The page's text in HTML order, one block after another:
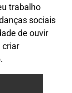
trabalho
sociais
de ouvir
criar